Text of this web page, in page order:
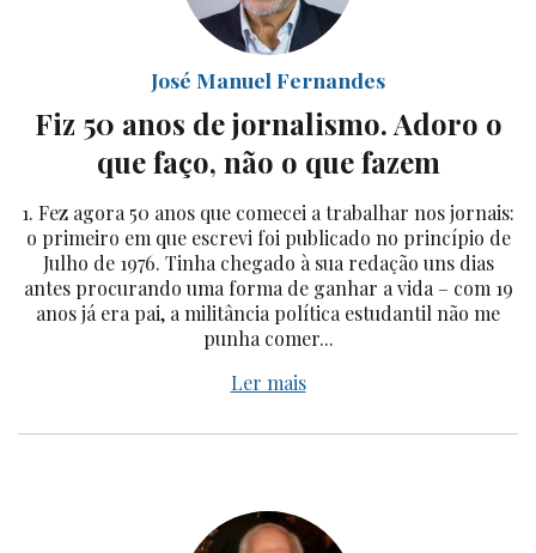
José Manuel Fernandes
Fiz 50 anos de jornalismo. Adoro o
que faço, não o que fazem
1. Fez agora 50 anos que comecei a trabalhar nos jornais:
o primeiro em que escrevi foi publicado no princípio de
Julho de 1976. Tinha chegado à sua redação uns dias
antes procurando uma forma de ganhar a vida – com 19
anos já era pai, a militância política estudantil não me
punha comer...
Ler mais